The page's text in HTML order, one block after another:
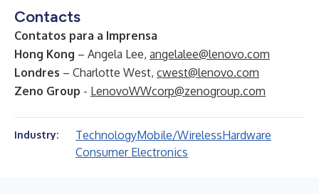
Contacts
Contatos para a Imprensa
Hong Kong – Angela Lee, angelalee@lenovo.com
Londres – Charlotte West, cwest@lenovo.com
Zeno Group - LenovoWWcorp@zenogroup.com
Industry: TechnologyMobile/WirelessHardware
Consumer Electronics